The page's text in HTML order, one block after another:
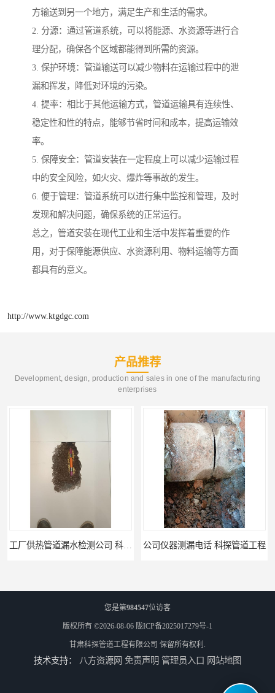
方输送到另一个地方，满足生产和生活的需求。
2. 分源：通过管道系统，可以将能源、水资源等进行合
理分配，确保各个区域都能得到所需的资源。
3. 保护环境：管道输送可以减少物料在运输过程中的泄
漏和挥发，降低对环境的污染。
4. 提率：相比于其他运输方式，管道运输具有连续性、
稳定性和性的特点，能够节省时间和成本，提高运输效
率。
5. 保障安全：管道安装在一定程度上可以减少运输过程
中的安全风险，如火灾、爆炸等事故的发生。
6. 便于管理：管道系统可以进行集中监控和管理，及时
发现和解决问题，确保系统的正常运行。
总之，管道安装在现代工业和生活中发挥着重要的作
用，对于保障能源供应、水资源利用、物料运输等方面
都具有的意义。
http://www.ktgdgc.com
产品推荐
Development, design, production and sales in one of the manufacturing
enterprises
工厂供热管道漏水检测公司 科探管道工程 公司仪器测漏电话 科探管道工程
您是第984547位访客
版权所有 ©2026-08-06 陇ICP备2025017279号-1
甘肃科探管道工程有限公司 保留所有权利.
技术支持： 八方资源网 免责声明 管理员入口 网站地图